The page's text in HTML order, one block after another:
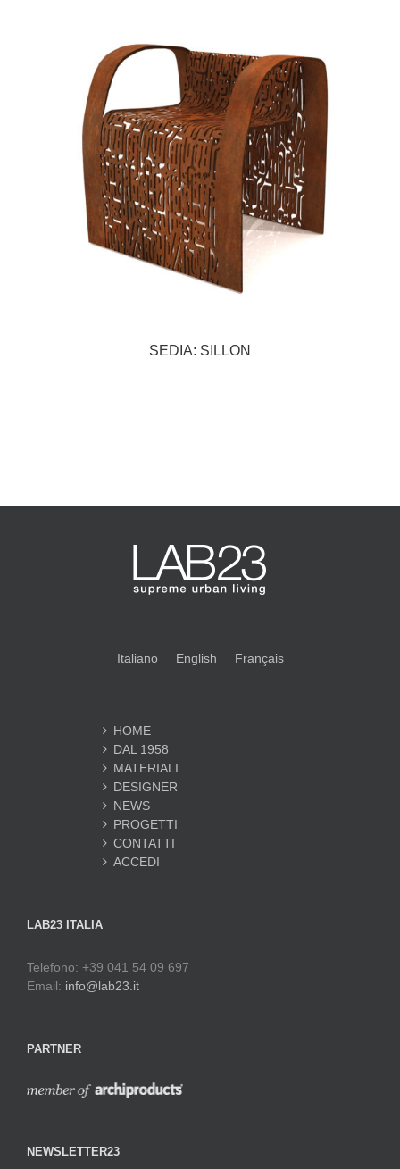
SEDIA: SILLON
Italiano English Français
HOME
DAL 1958
MATERIALI
DESIGNER
NEWS
PROGETTI
CONTATTI
ACCEDI
LAB23 ITALIA
Telefono: +39 041 54 09 697
Email: info@lab23.it
PARTNER
NEWSLETTER23